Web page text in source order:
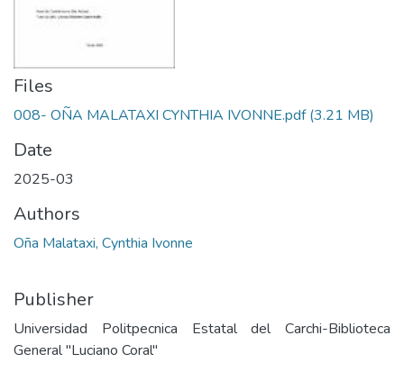
Files
008- OÑA MALATAXI CYNTHIA IVONNE.pdf(3.21 MB)
Date
2025-03
Authors
Oña Malataxi, Cynthia Ivonne
Publisher
Universidad Politpecnica Estatal del Carchi-Biblioteca
General "Luciano Coral"